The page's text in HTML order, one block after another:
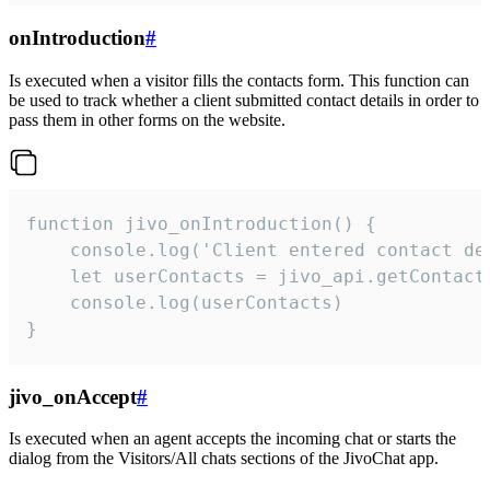
onIntroduction#
Is executed when a visitor fills the contacts form. This function can
be used to track whether a client submitted contact details in order to
pass them in other forms on the website.
function jivo_onIntroduction() {
console.log('Client entered contact
let userContacts =
    console.log(userContacts)
}
jivo_onAccept#
Is executed when an agent accepts the incoming chat or starts the
dialog from the Visitors/All chats sections of the JivoChat app.